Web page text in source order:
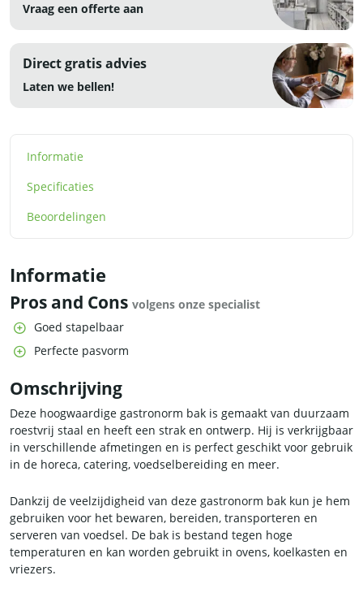
Vraag een offerte aan
Direct gratis advies
Laten we bellen!
Informatie
Specificaties
Beoordelingen
Informatie
Pros and Cons volgens onze specialist
Goed stapelbaar
Perfecte pasvorm
Omschrijving
Deze hoogwaardige gastronorm bak is gemaakt van duurzaam
roestvrij staal en heeft een strak en ontwerp. Hij is verkrijgbaar
in verschillende afmetingen en is perfect geschikt voor gebruik
in de horeca, catering, voedselbereiding en meer.
Dankzij de veelzijdigheid van deze gastronorm bak kun je hem
gebruiken voor het bewaren, bereiden, transporteren en
serveren van voedsel. De bak is bestand tegen hoge
temperaturen en kan worden gebruikt in ovens, koelkasten en
vriezers.